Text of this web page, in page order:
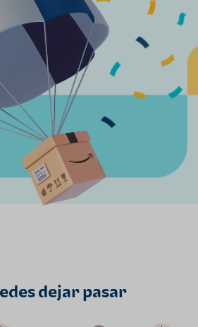
dejar pasar